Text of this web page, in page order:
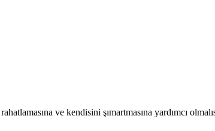
ve kendisini şımartmasına yardımcı